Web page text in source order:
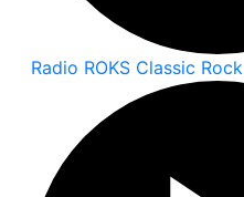
Radio ROKS Classic Rock